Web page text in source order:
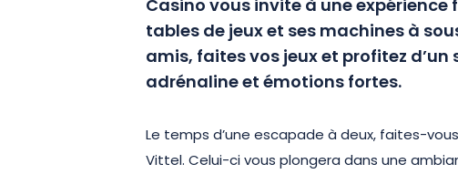
Casino vous invite à une expérience
tables de jeux et ses machines à
amis, faites vos jeux et profitez d’un
adrénaline et émotions fortes.
Le temps d’une escapade à deux, faites-
Vittel. Celui-ci vous plongera dans une